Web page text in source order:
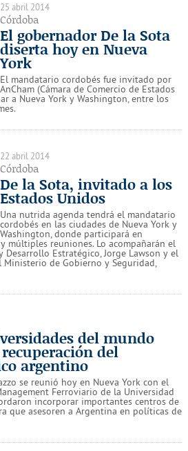
25 abril 2014
Córdoba
El gobernador De la Sota
diserta hoy en Nueva
York
El mandatario cordobés fue invitado por
AnCham (Cámara de Comercio de Estados
a Nueva York y Washington, entre los
22 abril 2014
Córdoba
De la Sota, invitado a los
Estados Unidos
Una nutrida agenda tendrá el mandatario
cordobés en las ciudades de Nueva York y
Washington, donde participará en
múltiples reuniones. Lo acompañarán el
Estratégico, Jorge Lawson y el
de Gobierno y Seguridad,
del mundo
del
argentino
se reunió hoy en Nueva York con el
Ferroviario de la Universidad
incorporar importantes centros de
que asesoren a Argentina en políticas de